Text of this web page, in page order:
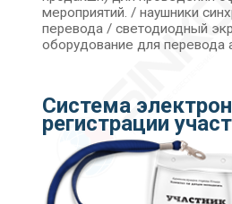
мероприятий. / наушники
перевода / светодиодный
оборудование для перевода
Система
регистрации